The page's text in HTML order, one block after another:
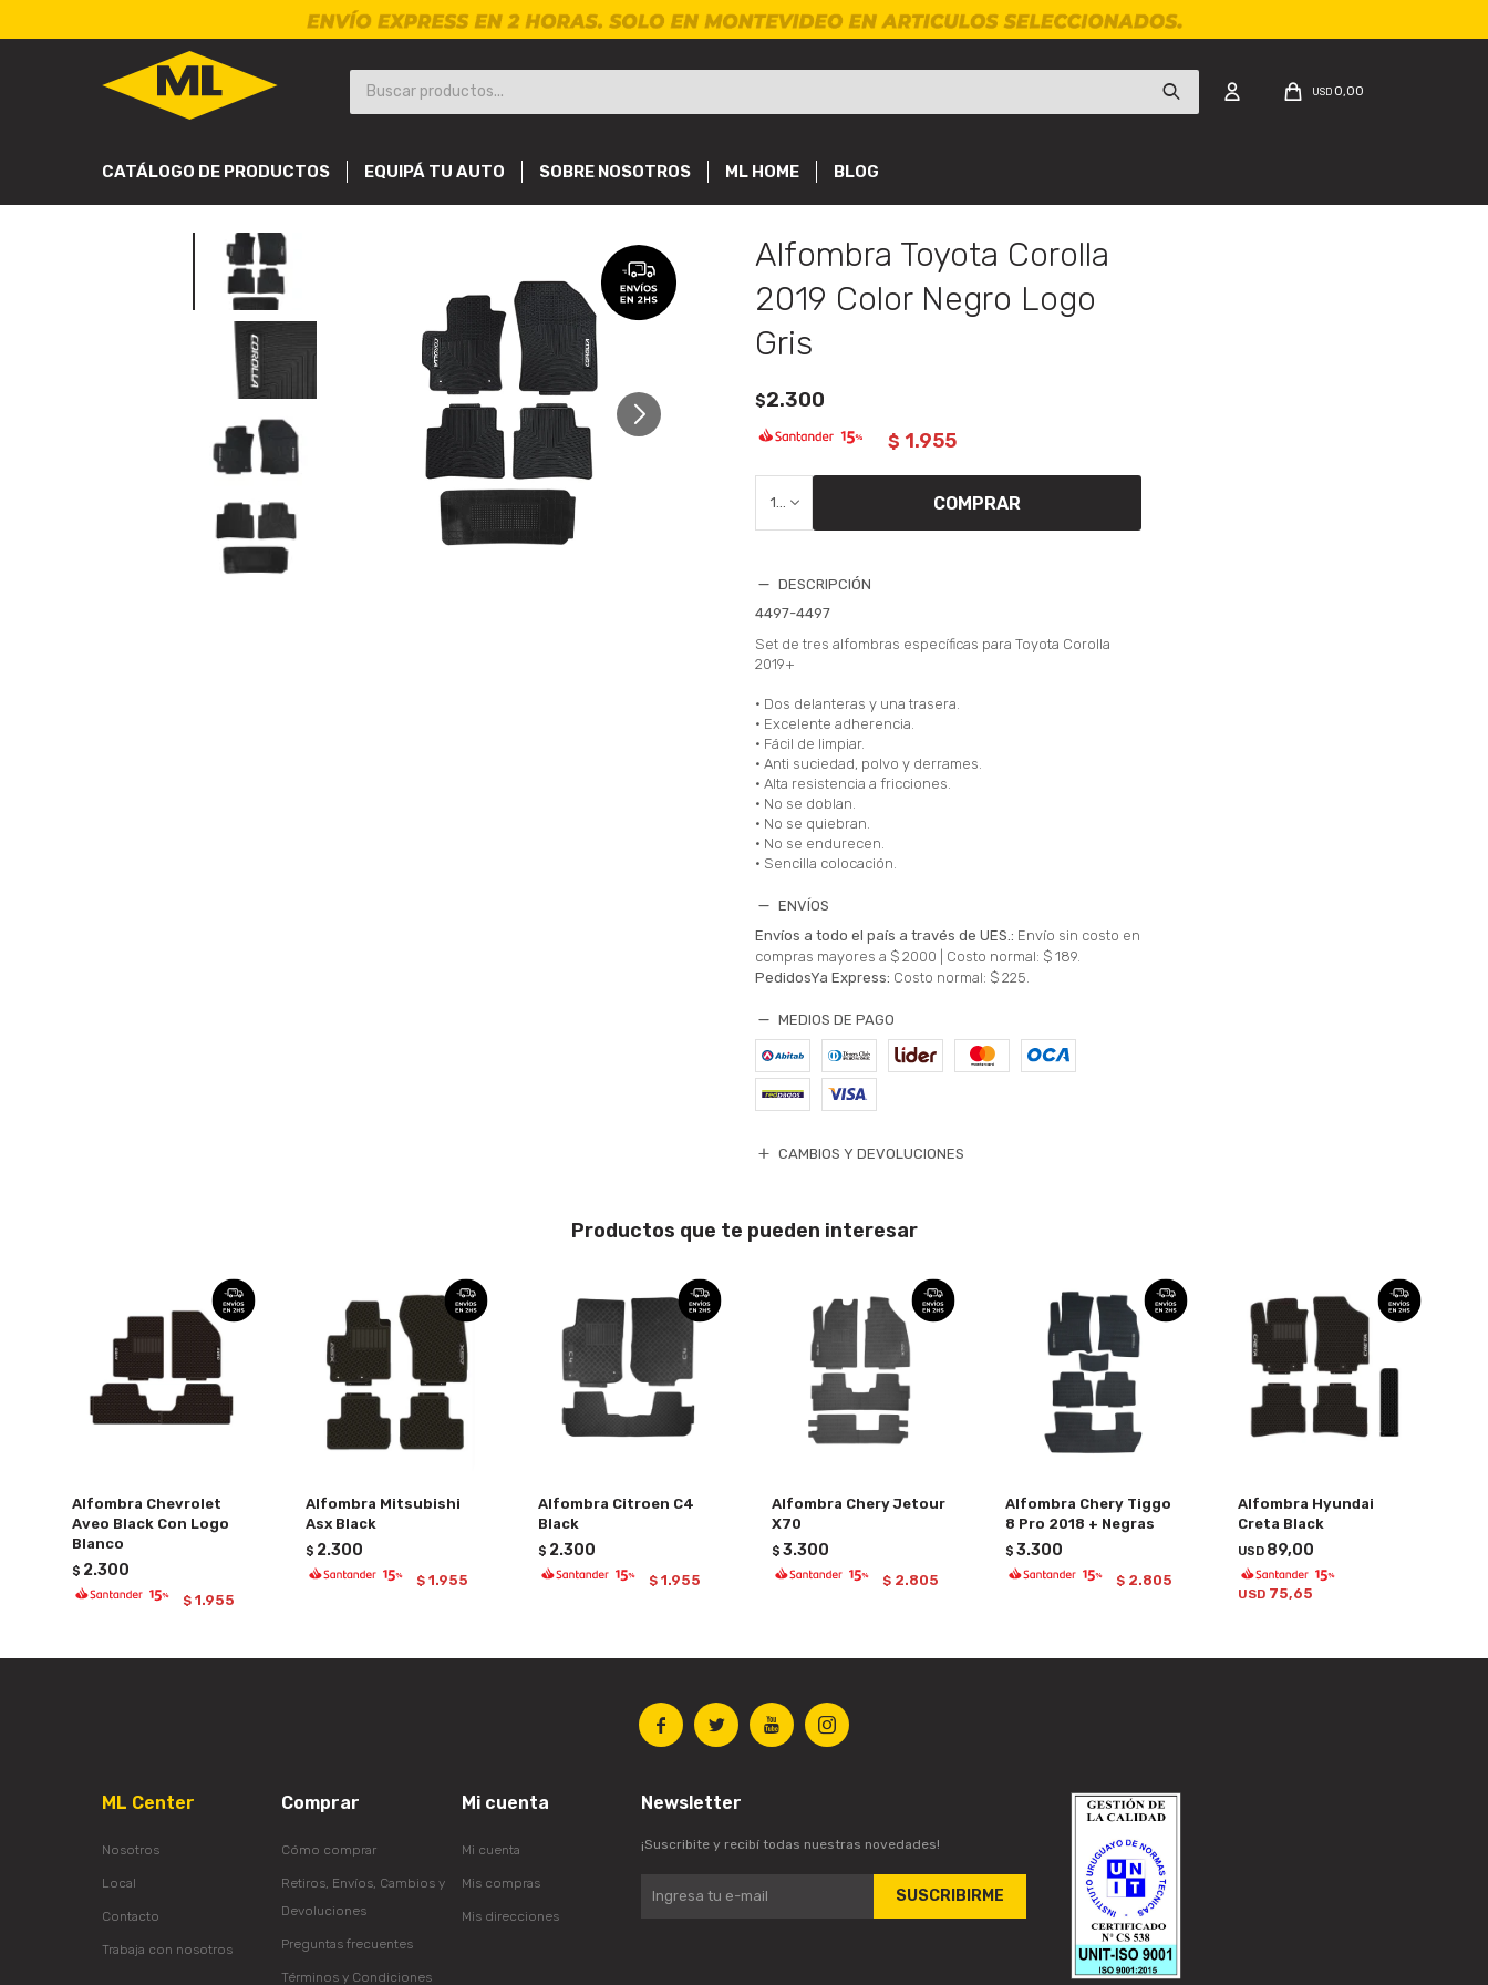
CATÁLOGO DE PRODUCTOS EQUIPÁ TU AUTO SOBRE NOSOTROS ML HOME BLOG
USD 0,00
Alfombra Toyota Corolla
2019 Color Negro Logo
Gris
$2.300
$ 1.955
COMPRAR
DESCRIPCIÓN
4497-4497
Set de tres alfombras específicas para Toyota Corolla
2019+
• Dos delanteras y una trasera.
• Excelente adherencia.
• Fácil de limpiar.
• Anti suciedad, polvo y derrames.
• Alta resistencia a fricciones.
• No se doblan.
• No se quiebran.
• No se endurecen.
• Sencilla colocación.
ENVÍOS
Envíos a todo el país a través de UES.: Envío sin costo en
compras mayores a $ 2000 | Costo normal: $ 189.
PedidosYa Express: Costo normal: $ 225.
MEDIOS DE PAGO
CAMBIOS Y DEVOLUCIONES
Productos que te pueden interesar
Alfombra Chevrolet
Aveo Black Con Logo
Blanco
$ 2.300
$ 1.955
Alfombra Mitsubishi
Asx Black
$ 2.300
$ 1.955
Alfombra Citroen C4
Black
$ 2.300
$ 1.955
Alfombra Chery Jetour
X70
$ 3.300
$ 2.805
Alfombra Chery Tiggo
8 Pro 2018 + Negras
$ 3.300
$ 2.805
Alfombra Hyundai
Creta Black
USD 89,00
USD 75,65
   
ML Center
Nosotros
Local
Contacto
Trabaja con nosotros
Comprar
Cómo comprar
Retiros, Envíos, Cambios y
Devoluciones
Preguntas frecuentes
Términos y Condiciones
Mi cuenta
Mi cuenta
Mis compras
Mis direcciones
Newsletter
¡Suscribite y recibí todas nuestras novedades!
SUSCRIBIRME